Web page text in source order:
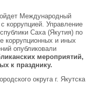
Международный
коррупцией. Управление
Саха (Якутия) по
коррупционных и иных
опубликовали
мероприятий,
к празднику.
округа г. Якутска